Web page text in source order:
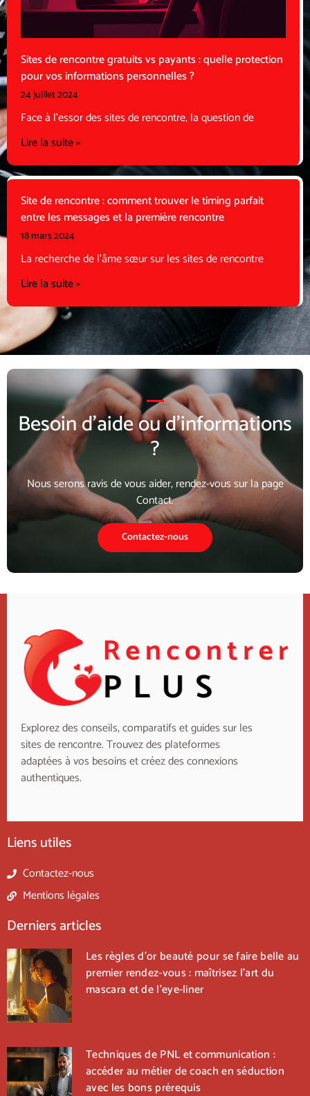
Sites de rencontre gratuits vs payants : quelle protection
pour vos informations personnelles ?
24 juillet 2024
Face à l’essor des sites de rencontre, la question de
Lire la suite »
Site de rencontre : comment trouver le timing parfait
entre les messages et la première rencontre
18 mars 2024
La recherche de l’âme sœur sur les sites de rencontre
Lire la suite »
Besoin d’aide ou d’informations
?
Nous serons ravis de vous aider, rendez-vous sur la page
Contact.
Contactez-nous
Explorez des conseils, comparatifs et guides sur les
sites de rencontre. Trouvez des plateformes
adaptées à vos besoins et créez des connexions
authentiques.
Liens utiles
Contactez-nous
Mentions légales
Derniers articles
Les règles d’or beauté pour se faire belle au
premier rendez-vous : maîtrisez l’art du
mascara et de l’eye-liner
Techniques de PNL et communication :
accéder au métier de coach en séduction
avec les bons prérequis